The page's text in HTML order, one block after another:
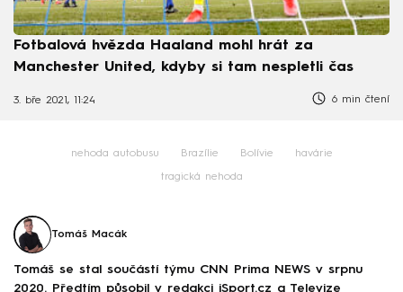
Fotbalová hvězda Haaland mohl hrát za
Manchester United, kdyby si tam nespletli čas
3. bře 2021, 11:24 6 min čtení
nehoda autobusu Brazílie Bolívie havárie
tragická nehoda
Tomáš Macák
Tomáš se stal součástí týmu CNN Prima NEWS v srpnu
2020. Předtím působil v redakci iSport.cz a Televize